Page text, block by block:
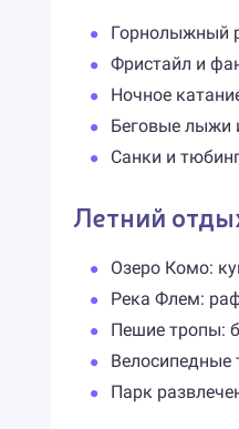
Горнолыжный
Фристайл и
Ночное
Беговые лыжи
Санки и
Летний
Озеро Комо:
Река Флем:
Пешие тропы:
Велосипедные
Парк